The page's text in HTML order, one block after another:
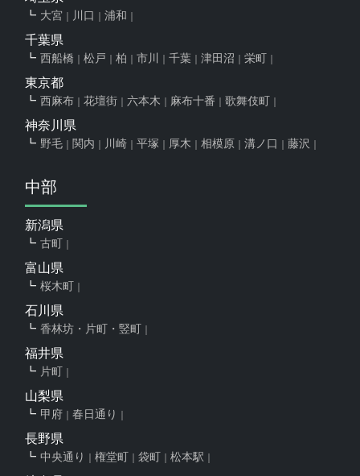
大宮 川口 浦和
千葉県
西船橋 松戸 柏 市川 千葉 津田沼 栄町
東京都
西麻布 花壇街 六本木 麻布十番 歌舞伎町
神奈川県
野毛 関内 川崎 平塚 厚木 相模原 溝ノ口 藤沢
中部
新潟県
古町
富山県
桜木町
石川県
香林坊・片町・竪町
福井県
片町
山梨県
甲府 春日通り
長野県
中央通り 権堂町 袋町 松本駅